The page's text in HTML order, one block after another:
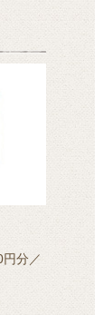
分／